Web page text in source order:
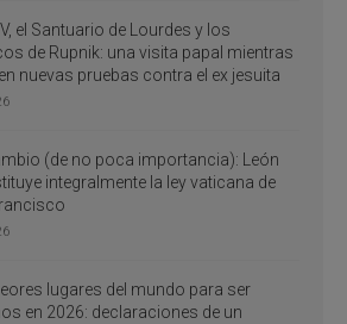
el Santuario de Lourdes y los
de Rupnik: una visita papal mientras
nuevas pruebas contra el ex jesuita
(de no poca importancia): León
integralmente la ley vaticana de
lugares del mundo para ser
en 2026: declaraciones de un